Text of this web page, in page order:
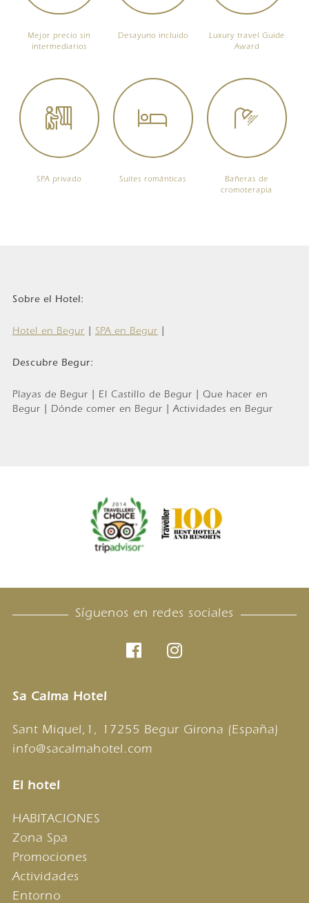
Mejor precio sin
intermediarios
Desayuno incluido
Luxury travel Guide
Award
SPA privado Suites románticas
Bañeras de
cromoterapia
Sobre el Hotel:
Hotel en Begur SPA en Begur
Descubre Begur:
Playas de Begur | El Castillo de Begur | Que hacer en
Begur | Dónde comer en Begur | Actividades en Begur
Síguenos en redes sociales
Sa Calma Hotel
Sant Miquel,1, 17255 Begur Girona (España)
info@sacalmahotel.com
El hotel
HABITACIONES
Zona Spa
Promociones
Actividades
Entorno